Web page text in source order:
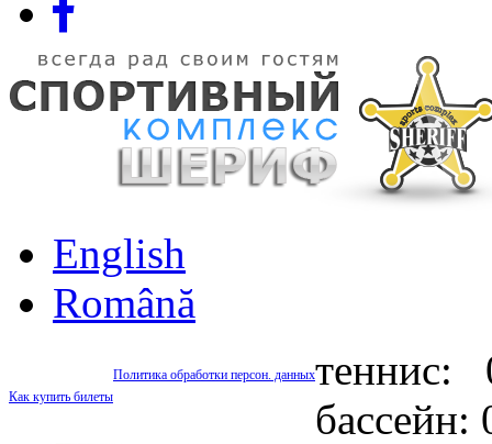
English
Română
Политика обработки персон. данных
Как купить билеты
теннис: